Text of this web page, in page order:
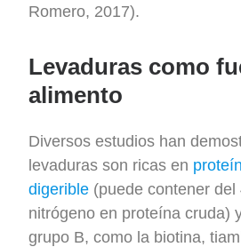
Romero, 2017).
Levaduras como
alimento
Diversos estudios han
levaduras son ricas en
digerible (puede contener
nitrógeno en proteína cruda)
grupo B, como la biotina,